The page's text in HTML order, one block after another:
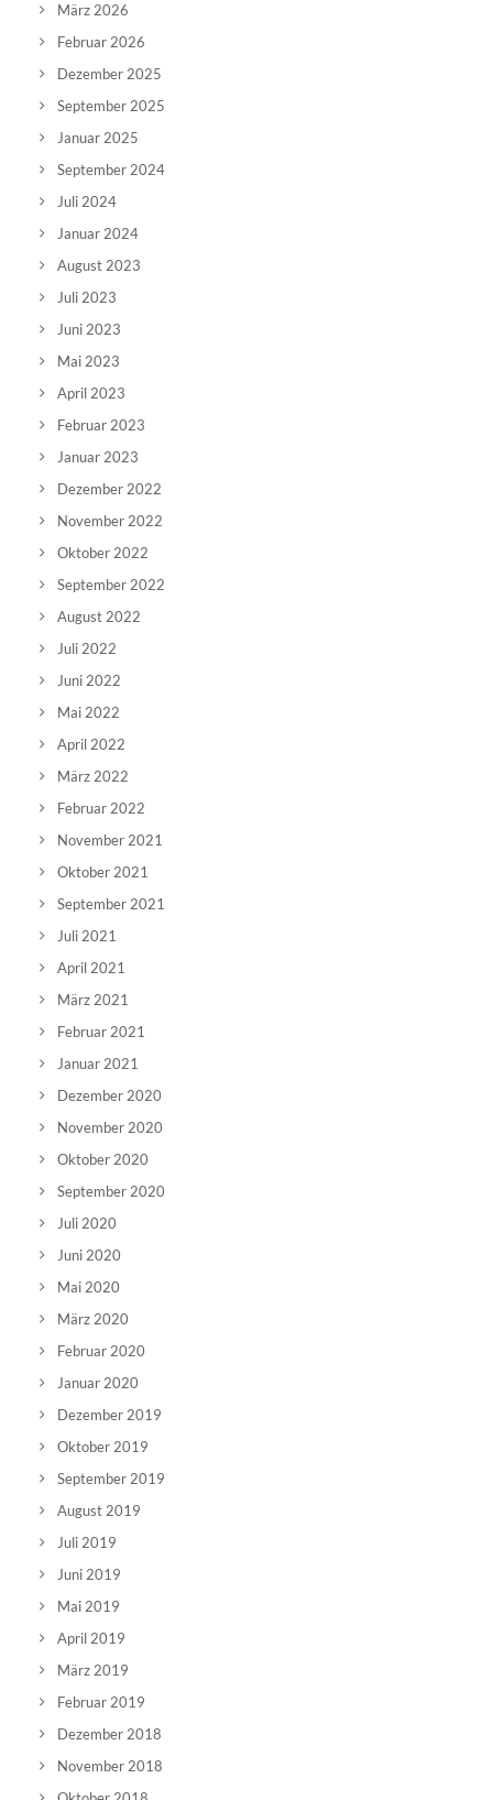
März 2026
Februar 2026
Dezember 2025
September 2025
Januar 2025
September 2024
Juli 2024
Januar 2024
August 2023
Juli 2023
Juni 2023
Mai 2023
April 2023
Februar 2023
Januar 2023
Dezember 2022
November 2022
Oktober 2022
September 2022
August 2022
Juli 2022
Juni 2022
Mai 2022
April 2022
März 2022
Februar 2022
November 2021
Oktober 2021
September 2021
Juli 2021
April 2021
März 2021
Februar 2021
Januar 2021
Dezember 2020
November 2020
Oktober 2020
September 2020
Juli 2020
Juni 2020
Mai 2020
März 2020
Februar 2020
Januar 2020
Dezember 2019
Oktober 2019
September 2019
August 2019
Juli 2019
Juni 2019
Mai 2019
April 2019
März 2019
Februar 2019
Dezember 2018
November 2018